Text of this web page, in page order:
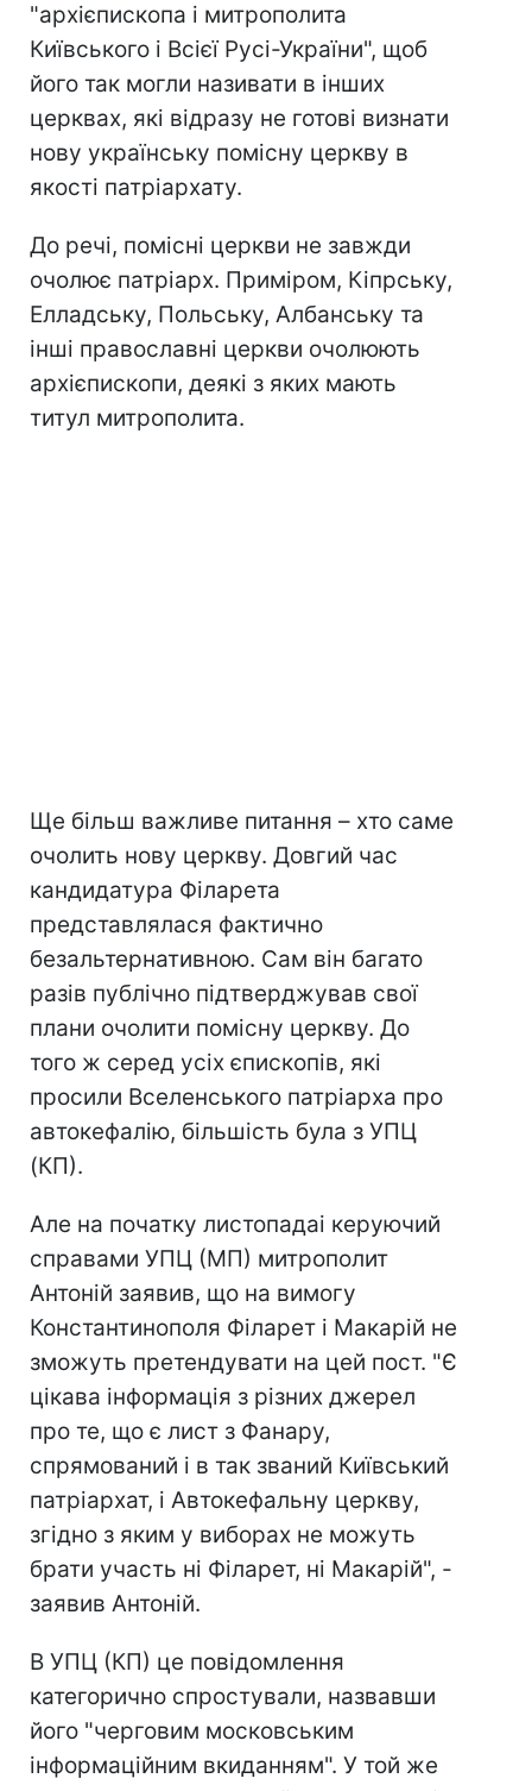
"архієпископа і митрополита
Київського і Всієї Русі-України", щоб
його так могли називати в інших
церквах, які відразу не готові визнати
нову українську помісну церкву в
якості патріархату.
До речі, помісні церкви не завжди
очолює патріарх. Приміром, Кіпрську,
Елладську, Польську, Албанську та
інші православні церкви очолюють
архієпископи, деякі з яких мають
титул митрополита.
Ще більш важливе питання – хто саме
очолить нову церкву. Довгий час
кандидатура Філарета
представлялася фактично
безальтернативною. Сам він багато
разів публічно підтверджував свої
плани очолити помісну церкву. До
того ж серед усіх єпископів, які
просили Вселенського патріарха про
автокефалію, більшість була з УПЦ
(КП).
Але на початку листопадаі керуючий
справами УПЦ (МП) митрополит
Антоній заявив, що на вимогу
Константинополя Філарет і Макарій не
зможуть претендувати на цей пост. "Є
цікава інформація з різних джерел
про те, що є лист з Фанару,
спрямований і в так званий Київський
патріархат, і Автокефальну церкву,
згідно з яким у виборах не можуть
брати участь ні Філарет, ні Макарій", -
заявив Антоній.
В УПЦ (КП) це повідомлення
категорично спростували, назвавши
його "черговим московським
інформаційним вкиданням". У той же